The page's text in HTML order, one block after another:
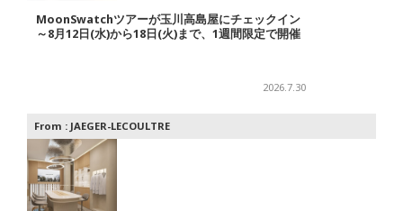
MoonSwatchツアーが玉川高島屋にチェックイン
～8月12日(水)から18日(火)まで、1週間限定で開催
2026.7.30
From : JAEGER-LECOULTRE